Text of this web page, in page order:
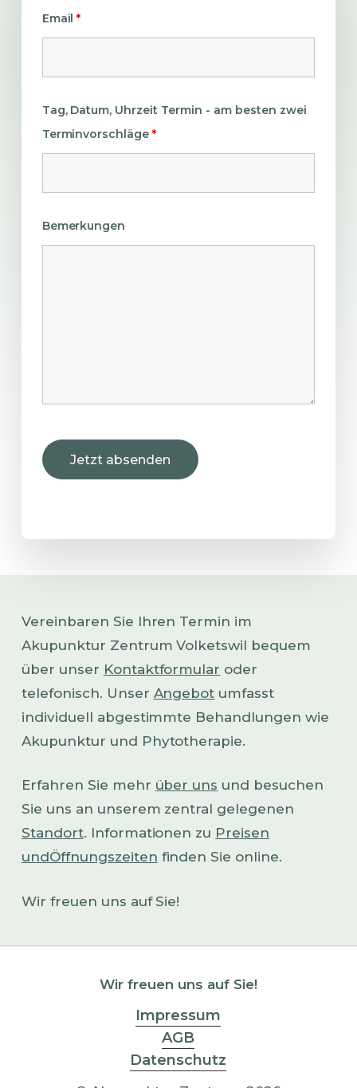
Email*
Tag, Datum, Uhrzeit Termin - am besten zwei
Terminvorschläge*
Bemerkungen
Vereinbaren Sie Ihren Termin im
Akupunktur Zentrum Volketswil bequem
über unser Kontaktformular oder
telefonisch. Unser Angebot umfasst
individuell abgestimmte Behandlungen wie
Akupunktur und Phytotherapie.
Erfahren Sie mehr über uns und besuchen
Sie uns an unserem zentral gelegenen
Standort. Informationen zu Preisen
undÖffnungszeiten finden Sie online.
Wir freuen uns auf Sie!
Wir freuen uns auf Sie!
Impressum
AGB
Datenschutz